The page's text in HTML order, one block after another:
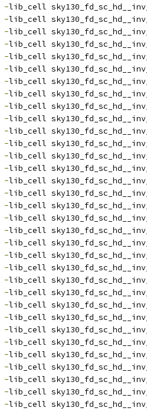
-lib_cell
-lib_cell
-lib_cell
-lib_cell
-lib_cell
-lib_cell
-lib_cell
-lib_cell
-lib_cell
-lib_cell
-lib_cell
-lib_cell
-lib_cell
-lib_cell
-lib_cell
-lib_cell
-lib_cell
-lib_cell
-lib_cell
-lib_cell
-lib_cell
-lib_cell
-lib_cell
-lib_cell
-lib_cell
-lib_cell
-lib_cell
-lib_cell
-lib_cell
-lib_cell
-lib_cell
-lib_cell
-lib_cell